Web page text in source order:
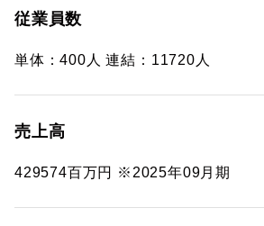
従業員数
単体：400人 連結：11720人
売上高
429574百万円 ※2025年09月期